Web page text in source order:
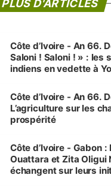
PLUS D'ARTICLES
Côte d’Ivoire - An 66.
Saloni ! Saloni ! » : les
indiens en vedette à
Côte d’Ivoire - An 66.
L’agriculture sur les
prospérité
Côte d’Ivoire - Gabon :
Ouattara et Zita Oligui
échangent sur leurs